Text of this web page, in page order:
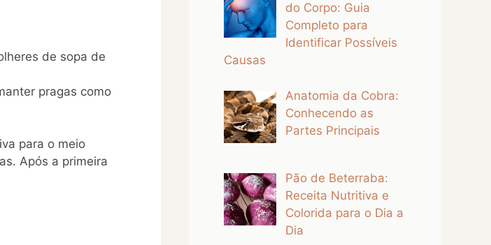
de sopa de
pragas como
para o meio
Após a primeira
do Corpo: Guia
Completo para
Identificar Possíveis
Causas
Anatomia da Cobra:
Conhecendo as
Partes Principais
Pão de Beterraba:
Receita Nutritiva e
Colorida para o Dia a
Dia